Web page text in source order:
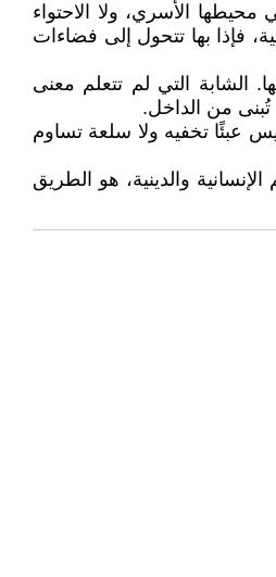
الأسري، ولا الاحتواء
فإذا بها تتحول إلى فضاءات
الشابة التي لم تتعلم معنى
تُبنى من الداخل.
عبئًا تخفيه ولا سلعة تساوم
والدينية، هو الطريق